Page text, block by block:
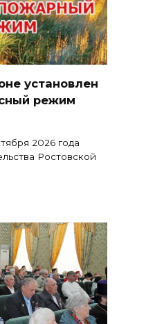
установлен
режим
2026 года
Ростовской